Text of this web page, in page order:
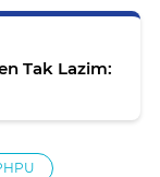
Tak Lazim: